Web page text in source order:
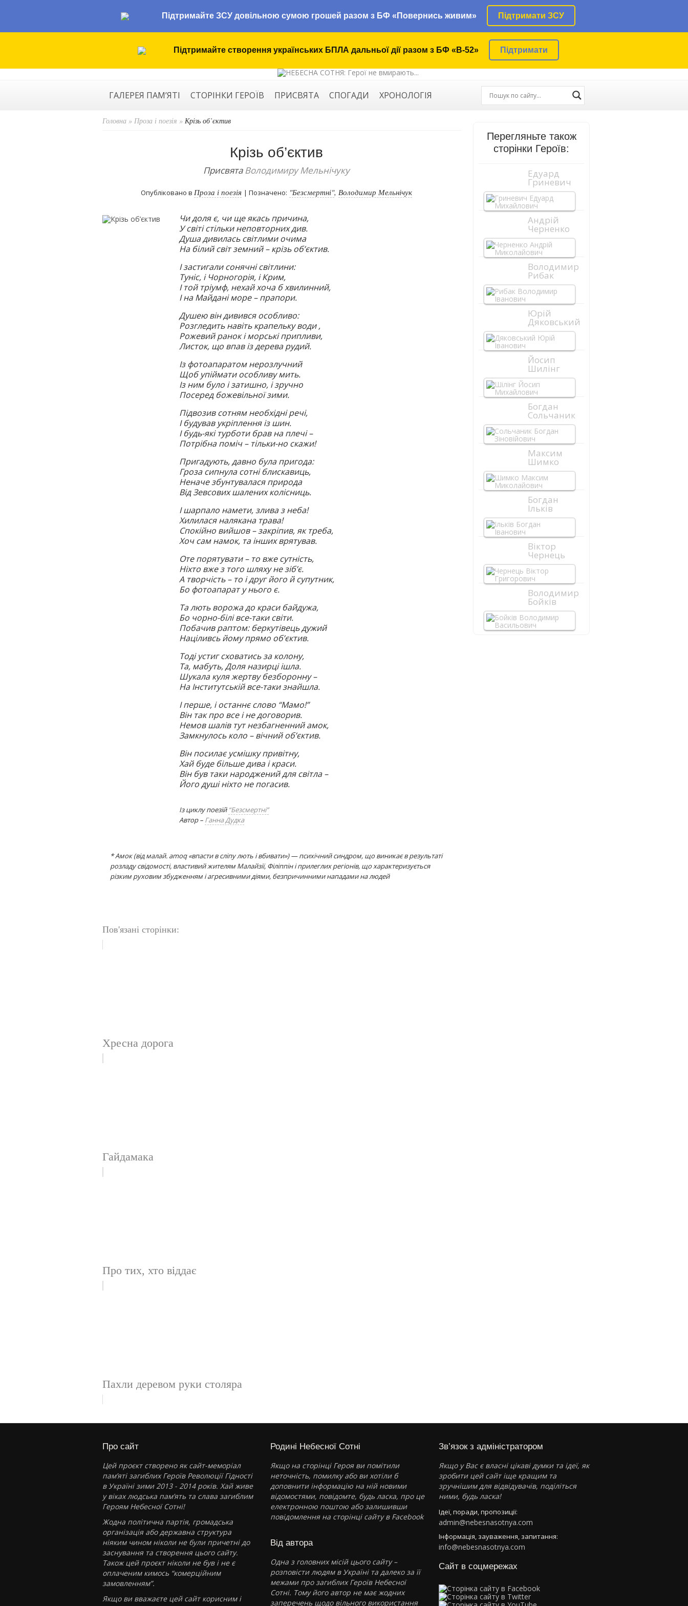
Підтримайте ЗСУ довільною сумою грошей разом з БФ «Повернись живим» Підтримати ЗСУ
Підтримайте створення українських БПЛА дальньої дії разом з БФ «В-52» Підтримати
ГАЛЕРЕЯ ПАМ’ЯТІ СТОРІНКИ ГЕРОЇВ ПРИСВЯТА СПОГАДИ ХРОНОЛОГІЯ
Головна » Проза і поезія » Крізь об’єктив
Крізь об’єктив
ПрисвятаВолодимиру Мельнічуку
Опубліковано в Проза і поезія | Позначено: "Безсмертні", Володимир Мельнічук
Чи доля є, чи ще якась причина,
У світі стільки неповторних див.
Душа дивилась світлими очима
На білий світ земний – крізь об’єктив.
І застигали сонячні світлини:
Туніс, і Чорногорія, і Крим,
І той тріумф, нехай хоча б хвилинний,
І на Майдані море – прапори.
Душею він дивився особливо:
Розгледить навіть крапельку води ,
Рожевий ранок і морські припливи,
Листок, що впав із дерева рудий.
Із фотоапаратом нерозлучний
Щоб упіймати особливу мить.
Із ним було і затишно, і зручно
Посеред божевільної зими.
Підвозив сотням необхідні речі,
І будував укріплення із шин.
І будь-які турботи брав на плечі –
Потрібна поміч – тільки-но скажи!
Пригадують, давно була пригода:
Гроза сипнула сотні блискавиць,
Неначе збунтувалася природа
Від Зевсових шалених колісниць.
І шарпало намети, злива з неба!
Хилилася налякана трава!
Спокійно вийшов – закріпив, як треба,
Хоч сам намок, та інших врятував.
Оте порятувати – то вже сутність,
Ніхто вже з того шляху не зіб’є.
А творчість – то і друг його й супутник,
Бо фотоапарат у нього є.
Та лють ворожа до краси байдужа,
Бо чорно-білі все-таки світи.
Побачив раптом: беркутівець дужий
Націливсь йому прямо об’єктив.
Тоді устиг сховатись за колону,
Та, мабуть, Доля назирці ішла.
Шукала куля жертву безборонну –
На Інститутській все-таки знайшла.
І перше, і останнє слово “Мамо!”
Він так про все і не договорив.
Немов шалів тут незбагненний амок,
Замкнулось коло – вічний об’єктив.
Він посилає усмішку привітну,
Хай буде більше дива і краси.
Він був таки народжений для світла –
Його душі ніхто не погасив.
Із циклу поезій “Безсмертні”
Автор – Ганна Дудка
* Амок (від малай. amoq «впасти в сліпу лють і вбивати») — психічний синдром, що виникає в результаті
розладу свідомості, властивий жителям Малайзії, Філіппін і прилеглих регіонів, що характеризується
різким руховим збудженням і агресивними діями, безпричинними нападами на людей
Пов'язані сторінки:
Хресна дорога
Гайдамака
Про тих, хто віддає
Пахли деревом руки столяра
Перегляньте також
сторінки Героїв:
Едуард
Гриневич
Андрій
Черненко
Володимир
Рибак
Юрій
Дяковський
Йосип
Шилінг
Богдан
Сольчаник
Максим
Шимко
Богдан
Ільків
Віктор
Чернець
Володимир
Бойків
Про сайт
Цей проєкт створено як сайт-меморіал
пам’яті загиблих Героїв Революції Гідності
в Україні зими 2013 - 2014 років. Хай живе
у віках людська пам’ять та слава загиблим
Героям Небесної Сотні!
Жодна політична партія, громадська
організація або державна структура
ніяким чином ніколи не були причетні до
заснування та створення цього сайту.
Також цей проєкт ніколи не був і не є
оплаченим кимось “комерційним
замовленням”.
Якщо ви вважаєте цей сайт корисним і
Родині Небесної Сотні
Якщо на сторінці Героя ви помітили
неточність, помилку або ви хотіли б
доповнити інформацію на ній новими
відомостями, повідомте, будь ласка, про це
електронною поштою або залишивши
повідомлення на сторінці сайту в Facebook
Від автора
Одна з головних місій цього сайту –
розповісти людям в Україні та далеко за її
межами про загиблих Героїв Небесної
Сотні. Тому його автор не має жодних
заперечень щодо вільного використання
Зв’язок з адміністратором
Якщо у Вас є власні цікаві думки та ідеї, як
зробити цей сайт іще кращим та
зручнішим для відвідувачів, поділіться
ними, будь ласка!
Ідеї, поради, пропозиції:
admin@nebesnasotnya.com
Інформація, зауваження, запитання:
info@nebesnasotnya.com
Сайт в соцмережах